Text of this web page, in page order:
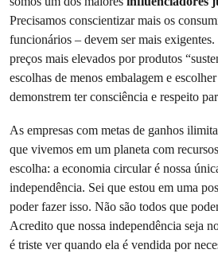
Precisamos conscientizar mais os
funcionários – devem ser mais
preços mais elevados por produtos
escolhas de menos embalagem e
demonstrem ter consciência e respeito
As empresas com metas de ganhos
que vivemos em um planeta com
escolha: a economia circular é nossa
independência. Sei que estou em uma
poder fazer isso. Não são todos que
Acredito que nossa independência seja
é triste ver quando ela é vendida por